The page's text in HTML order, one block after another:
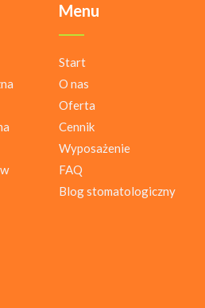
Menu
Start
O nas
Oferta
Cennik
Wyposażenie
FAQ
Blog stomatologiczny